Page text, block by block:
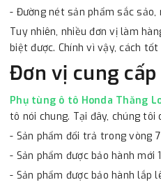
- Đường nét sản phẩm sắc sảo,
Tuy nhiên, nhiều đơn vị làm
biệt được. Chính vì vậy, cách
Đơn vị cung
Phụ tùng ô tô Honda Thăng
tô nói chung. Tại đây, chúng
- Sản phẩm đổi trả trong vòng
- Sản phẩm được bảo hành
- Sản phẩm được bảo hành lắp